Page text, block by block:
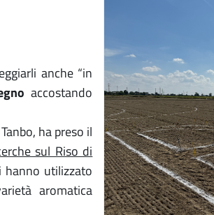
anche “in
accostando
ha preso il
sul Riso di
hanno utilizzato
aromatica